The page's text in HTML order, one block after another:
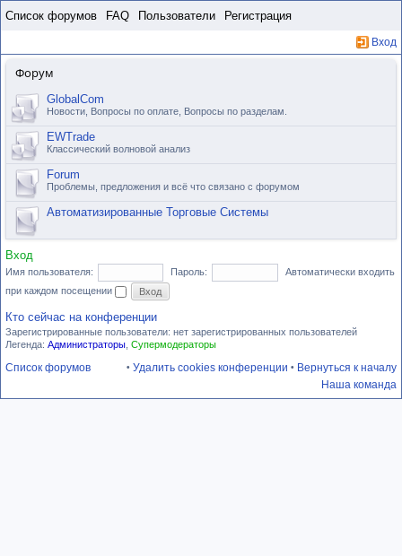
Список форумов FAQ Пользователи Регистрация
Вход
Форум
GlobalCom
Новости, Вопросы по оплате, Вопросы по разделам.
EWTrade
Классический волновой анализ
Forum
Проблемы, предложения и всё что связано с форумом
Автоматизированные Торговые Системы
Вход
Имя пользователя: Пароль:
Автоматически входить
при каждом посещении
Кто сейчас на конференции
Зарегистрированные пользователи: нет зарегистрированных пользователей
Легенда: Администраторы Супермодераторы
Список форумов • Вернуться к началу
• Удалить cookies конференции
Наша команда